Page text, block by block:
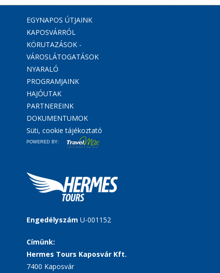
EGYNAPOS ÚTJAINK
KAPOSVÁRRÓL
KÖRUTAZÁSOK -
VÁROSLÁTOGATÁSOK
NYARALÓ
PROGRAMJAINK
HAJÓUTAK
PARTNEREINK
DOKUMENTUMOK
Süti, cookie tájékoztató
POWERED BY:
Engedélyszám U-001152
Címünk:
Hermes Tours Kaposvár Kft.
7400 Kaposvár